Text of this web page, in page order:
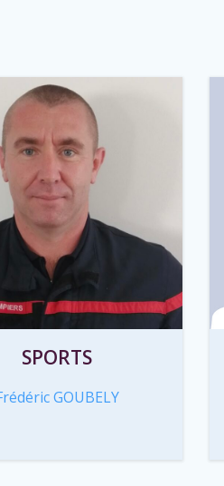
SPORTS
GOUBELY